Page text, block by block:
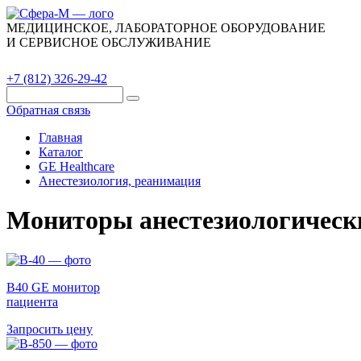
МЕДИЦИНСКОЕ, ЛАБОРАТОРНОЕ ОБОРУДОВАНИЕ
И СЕРВИСНОЕ ОБСЛУЖИВАНИЕ
+7 (812) 326-29-42
Обратная связь
Главная
Каталог
GE Healthcare
Анестезиология, реанимация
Мониторы
B40 GE монитор
пациента
Запросить цену